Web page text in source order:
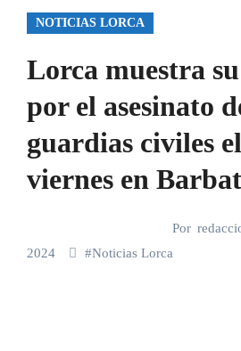
NOTICIAS LORCA
Lorca muestra
por el asesinato
guardias civiles
viernes en
Por
2024
#Noticias Lorca